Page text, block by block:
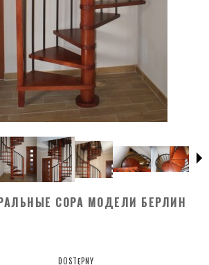
COPA МОДЕЛИ БЕРЛИН
DOSTĘPNY